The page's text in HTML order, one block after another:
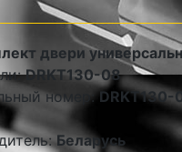
двери
DRKT130-08
номер:DRKT130-
Беларусь